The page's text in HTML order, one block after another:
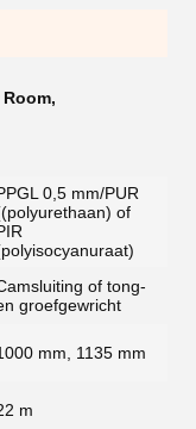
Room,
0,5 mm/PUR
of
of tong-
groefgewricht
mm, 1135 mm
m